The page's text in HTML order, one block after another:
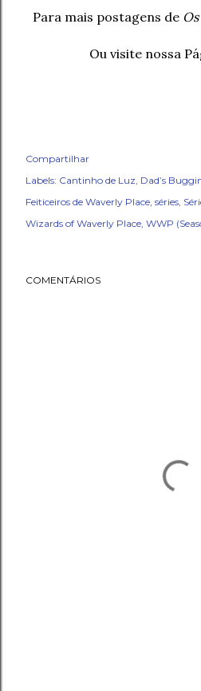
Para mais postagens de
Ou visite nossa
Compartilhar
Labels: Cantinho de Luz Dad’s
Feiticeiros de Waverly Place séries
Wizards of Waverly Place WWP
COMENTÁRIOS